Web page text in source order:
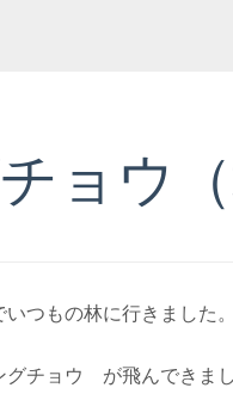
ョウ
つもの林に行きました
チョウ が飛んできま